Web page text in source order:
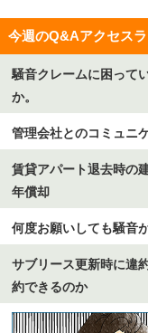
今週のQ&Aアクセスラ
騒音クレームに困って
か。
管理会社とのコミュニ
賃貸アパート退去時の
年償却
何度お願いしても騒音
サブリース更新時に違
約できるのか